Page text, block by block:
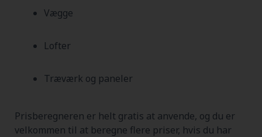
Vægge
Lofter
Træværk og paneler
Prisberegneren er helt gratis at anvende, og du er
velkommen til at beregne flere priser, hvis du har